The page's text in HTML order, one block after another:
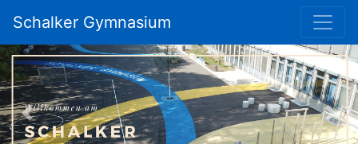
Schalker Gymnasium
Previous